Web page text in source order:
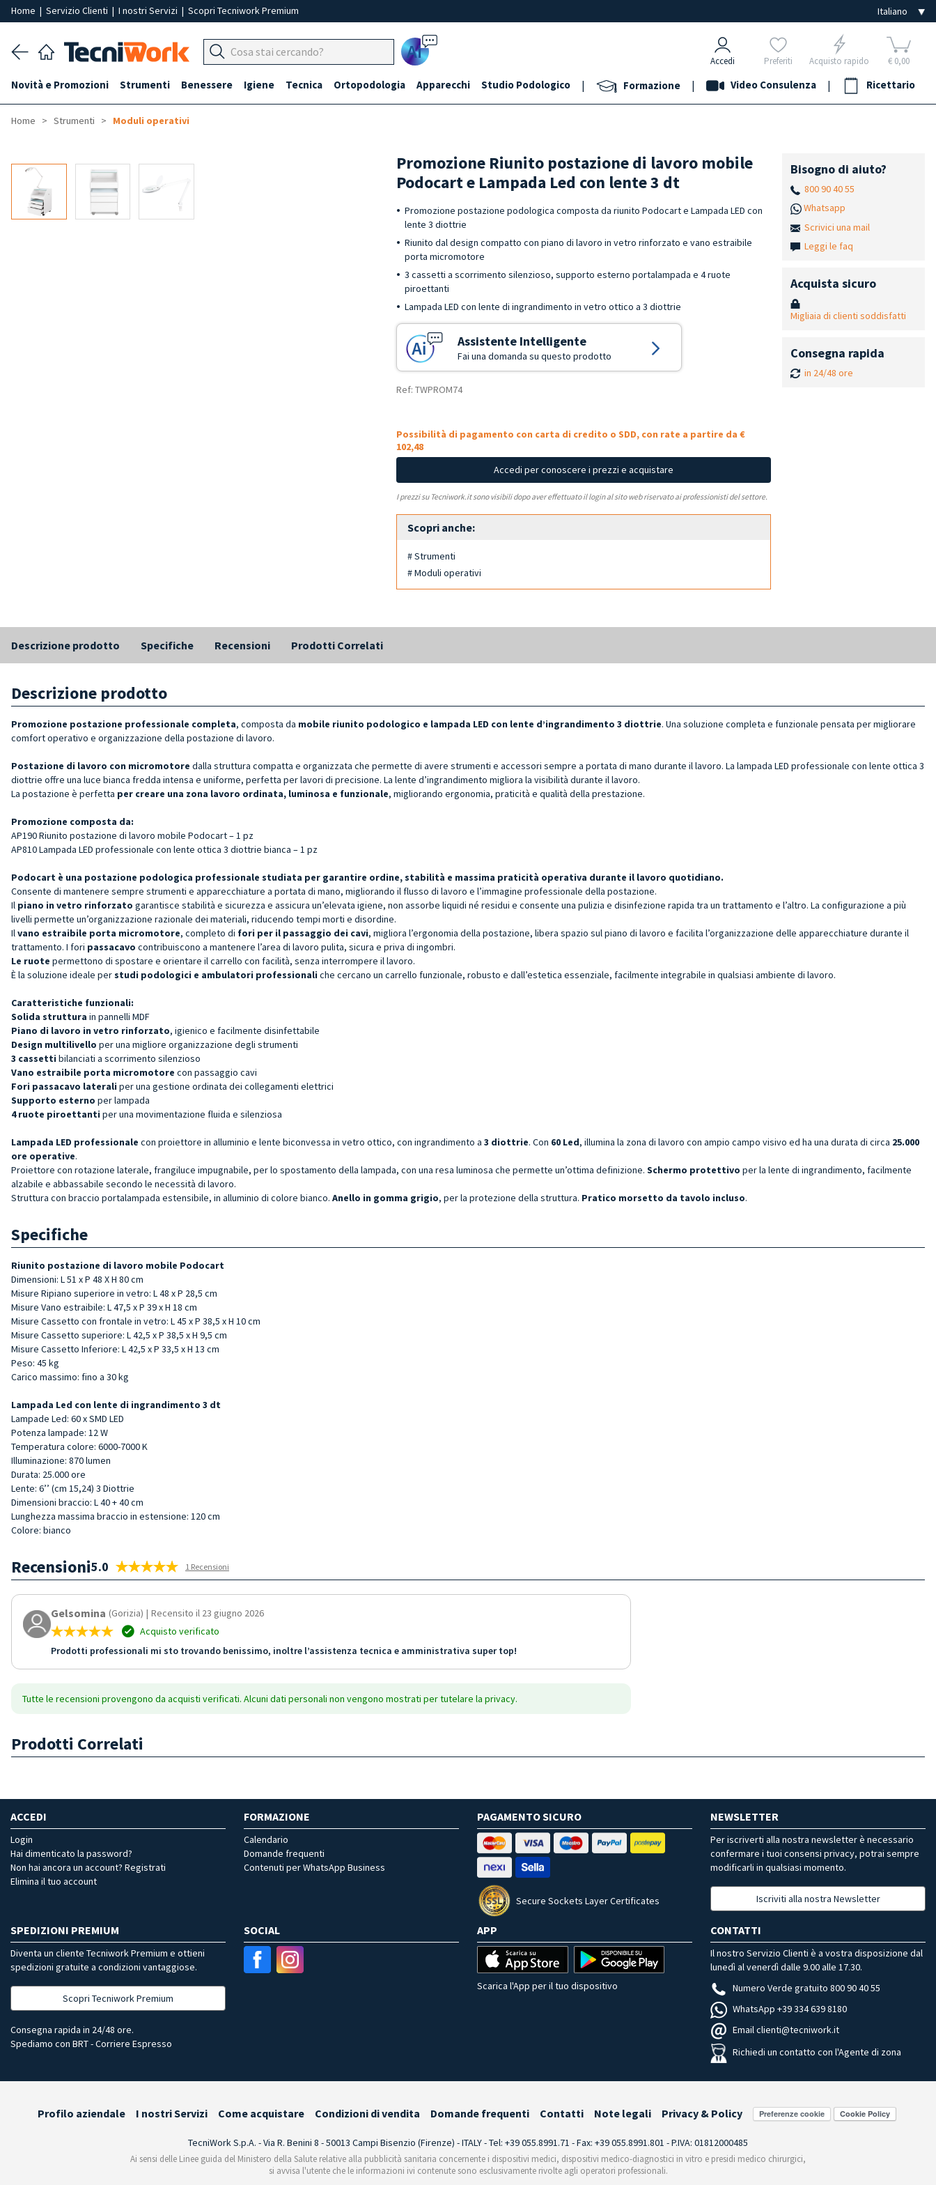
Home | Servizio Clienti | I nostri Servizi | Scopri Tecniwork Premium
Ai Accedi Preferiti Acquisto rapido € 0,00
Novità e Promozioni Strumenti Benessere Igiene Tecnica Ortopodologia Apparecchi Studio Podologico | Formazione | Video Consulenza | Ricettario
Home Strumenti Moduli operativi
Promozione Riunito postazione di lavoro mobile
Podocart e Lampada Led con lente 3 dt
Promozione postazione podologica composta da riunito Podocart e Lampada LED con
lente 3 diottrie
Riunito dal design compatto con piano di lavoro in vetro rinforzato e vano estraibile
porta micromotore
3 cassetti a scorrimento silenzioso, supporto esterno portalampada e 4 ruote
piroettanti
Lampada LED con lente di ingrandimento in vetro ottico a 3 diottrie
Assistente Intelligente
Fai una domanda su questo prodotto
Ref: TWPROM74
Possibilità di pagamento con carta di credito o SDD, con rate a partire da €
102,48
Accedi per conoscere i prezzi e acquistare
I prezzi su Tecniwork.it sono visibili dopo aver effettuato il login al sito web riservato ai professionisti del settore.
Scopri anche:
# Strumenti
# Moduli operativi
Bisogno di aiuto?
800 90 40 55
Whatsapp
Scrivici una mail
Leggi le faq
Acquista sicuro
Migliaia di clienti soddisfatti
Consegna rapida
in 24/48 ore
Descrizione prodotto Specifiche Recensioni Prodotti Correlati
Descrizione prodotto
Promozione postazione professionale completa, composta da mobile riunito podologico e lampada LED con lente d’ingrandimento 3 diottrie. Una soluzione completa e funzionale pensata per migliorare
comfort operativo e organizzazione della postazione di lavoro.
Postazione di lavoro con micromotore dalla struttura compatta e organizzata che permette di avere strumenti e accessori sempre a portata di mano durante il lavoro. La lampada LED professionale con lente ottica 3
diottrie offre una luce bianca fredda intensa e uniforme, perfetta per lavori di precisione. La lente d’ingrandimento migliora la visibilità durante il lavoro.
La postazione è perfetta per creare una zona lavoro ordinata, luminosa e funzionale, migliorando ergonomia, praticità e qualità della prestazione.
Promozione composta da:
AP190 Riunito postazione di lavoro mobile Podocart – 1 pz
AP810 Lampada LED professionale con lente ottica 3 diottrie bianca – 1 pz
Podocart è una postazione podologica professionale studiata per garantire ordine, stabilità e massima praticità operativa durante il lavoro quotidiano.
Consente di mantenere sempre strumenti e apparecchiature a portata di mano, migliorando il flusso di lavoro e l’immagine professionale della postazione.
Il piano in vetro rinforzato garantisce stabilità e sicurezza e assicura un’elevata igiene, non assorbe liquidi né residui e consente una pulizia e disinfezione rapida tra un trattamento e l’altro. La configurazione a più
livelli permette un’organizzazione razionale dei materiali, riducendo tempi morti e disordine.
Ilvano estraibile porta micromotore, completo di fori per il passaggio dei cavi, migliora l’ergonomia della postazione, libera spazio sul piano di lavoro e facilita l’organizzazione delle apparecchiature durante il
trattamento. I fori passacavo contribuiscono a mantenere l’area di lavoro pulita, sicura e priva di ingombri.
Le ruote permettono di spostare e orientare il carrello con facilità, senza interrompere il lavoro.
È la soluzione ideale perstudi podologici e ambulatori professionali che cercano un carrello funzionale, robusto e dall’estetica essenziale, facilmente integrabile in qualsiasi ambiente di lavoro.
Caratteristiche funzionali:
Solida struttura in pannelli MDF
Piano di lavoro in vetro rinforzato, igienico e facilmente disinfettabile
Design multilivello per una migliore organizzazione degli strumenti
3 cassetti bilanciati a scorrimento silenzioso
Vano estraibile porta micromotore con passaggio cavi
Fori passacavo laterali per una gestione ordinata dei collegamenti elettrici
Supporto esterno per lampada
4 ruote piroettanti per una movimentazione fluida e silenziosa
Lampada LED professionale con proiettore in alluminio e lente biconvessa in vetro ottico, con ingrandimento a 3 diottrie. Con 60 Led, illumina la zona di lavoro con ampio campo visivo ed ha una durata di circa 25.000
ore operative.
Proiettore con rotazione laterale, frangiluce impugnabile, per lo spostamento della lampada, con una resa luminosa che permette un’ottima definizione. Schermo protettivo per la lente di ingrandimento, facilmente
alzabile e abbassabile secondo le necessità di lavoro.
Struttura con braccio portalampada estensibile, in alluminio di colore bianco. Anello in gomma grigio, per la protezione della struttura. Pratico morsetto da tavolo incluso.
Specifiche
Riunito postazione di lavoro mobile Podocart
Dimensioni: L 51 x P 48 X H 80 cm
Misure Ripiano superiore in vetro: L 48 x P 28,5 cm
Misure Vano estraibile: L 47,5 x P 39 x H 18 cm
Misure Cassetto con frontale in vetro: L 45 x P 38,5 x H 10 cm
Misure Cassetto superiore: L 42,5 x P 38,5 x H 9,5 cm
Misure Cassetto Inferiore: L 42,5 x P 33,5 x H 13 cm
Peso: 45 kg
Carico massimo: fino a 30 kg
Lampada Led con lente di ingrandimento 3 dt
Lampade Led: 60 x SMD LED
Potenza lampade: 12 W
Temperatura colore: 6000-7000 K
Illuminazione: 870 lumen
Durata: 25.000 ore
Lente: 6’’ (cm 15,24) 3 Diottrie
Dimensioni braccio: L 40 + 40 cm
Lunghezza massima braccio in estensione: 120 cm
Colore: bianco
Recensioni5.0 1 Recensioni
Gelsomina (Gorizia) | Recensito il 23 giugno 2026
Acquisto verificato
Prodotti professionali mi sto trovando benissimo, inoltre l’assistenza tecnica e amministrativa super top!
Tutte le recensioni provengono da acquisti verificati. Alcuni dati personali non vengono mostrati per tutelare la privacy.
Prodotti Correlati
ACCEDI
Login
Hai dimenticato la password?
Non hai ancora un account? Registrati
Elimina il tuo account
FORMAZIONE
Calendario
Domande frequenti
Contenuti per WhatsApp Business
PAGAMENTO SICURO
Secure Sockets Layer Certificates
NEWSLETTER
Per iscriverti alla nostra newsletter è necessario
confermare i tuoi consensi privacy, potrai sempre
modificarli in qualsiasi momento.
Iscriviti alla nostra Newsletter
SPEDIZIONI PREMIUM
Diventa un cliente Tecniwork Premium e ottieni
spedizioni gratuite a condizioni vantaggiose.
Scopri Tecniwork Premium
Consegna rapida in 24/48 ore.
Spediamo con BRT - Corriere Espresso
SOCIAL APP
Scarica l'App per il tuo dispositivo
CONTATTI
Il nostro Servizio Clienti è a vostra disposizione dal
lunedì al venerdì dalle 9.00 alle 17.30.
Numero Verde gratuito 800 90 40 55
WhatsApp +39 334 639 8180
Email clienti@tecniwork.it
Richiedi un contatto con l'Agente di zona
Profilo aziendale I nostri Servizi Come acquistare Condizioni di vendita Domande frequenti Contatti Note legali Privacy & Policy Preferenze cookie
TecniWork S.p.A. - Via R. Benini 8 - 50013 Campi Bisenzio (Firenze) - ITALY - Tel: +39 055.8991.71 - Fax: +39 055.8991.801 - P.IVA: 01812000485
Ai sensi delle Linee guida del Ministero della Salute relative alla pubblicità sanitaria concernente i dispositivi medici, dispositivi medico-diagnostici in vitro e presidi medico chirurgici,
si avvisa l'utente che le informazioni ivi contenute sono esclusivamente rivolte agli operatori professionali.